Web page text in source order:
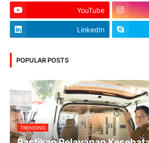
YouTube
LinkedIn
POPULAR POSTS
TRENDING